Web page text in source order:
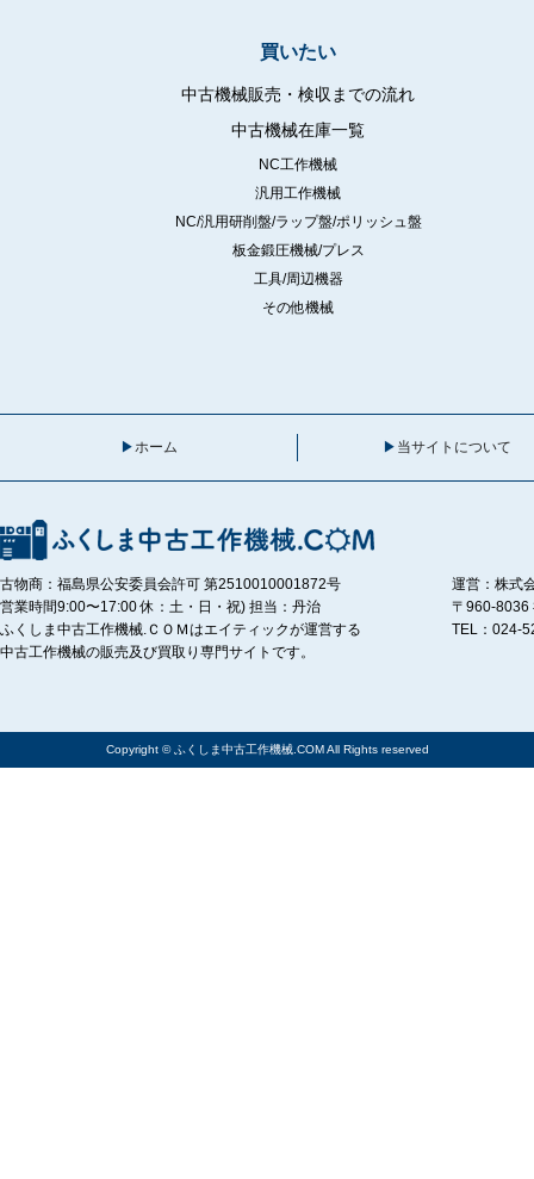
買いたい
中古機械販売・検収までの流れ
中古機械在庫一覧
NC工作機械
汎用工作機械
NC/汎用研削盤/ラップ盤/ポリッシュ盤
板金鍛圧機械/プレス
工具/周辺機器
その他機械
ホーム 当サイトについて
古物商：福島県公安委員会許可 第2510010001872号
営業時間9:00〜17:00 休：土・日・祝) 担当：丹治
ふくしま中古工作機械.ＣＯＭはエイティックが運営する
中古工作機械の販売及び買取り専門サイトです。
運営：株式
〒960-8036
TEL：024-
Copyright © ふくしま中古工作機械.COM All Rights reserved